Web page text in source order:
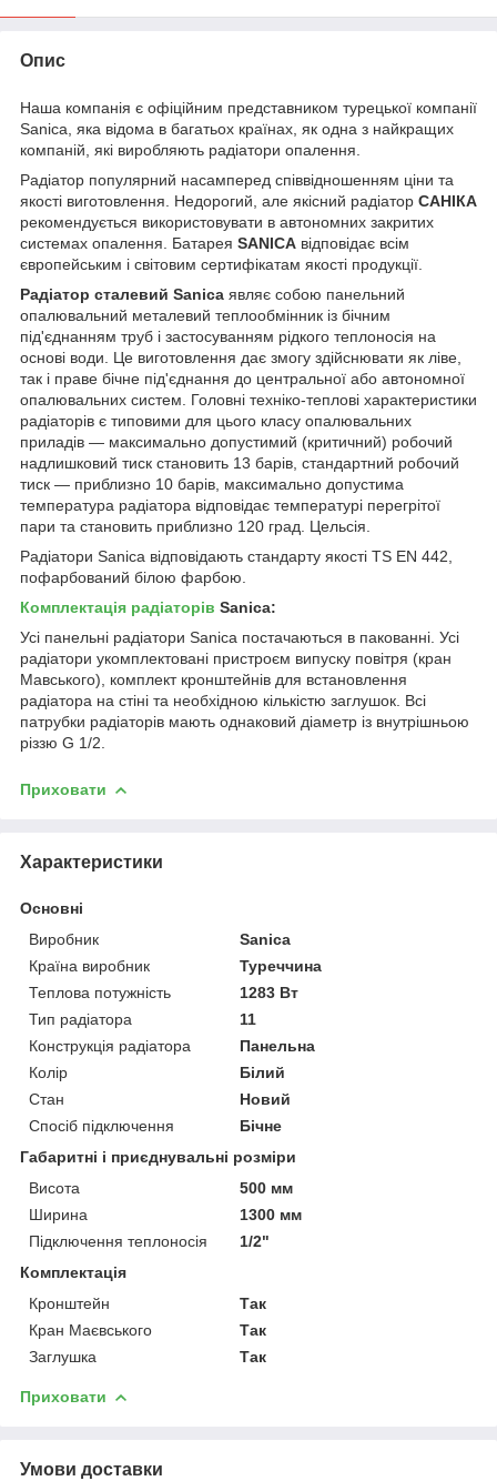
Опис
Наша компанія є офіційним представником турецької компанії
Sanica, яка відома в багатьох країнах, як одна з найкращих
компаній, які виробляють радіатори опалення.
Радіатор популярний насамперед співвідношенням ціни та
якості виготовлення. Недорогий, але якісний радіатор САНІКА
рекомендується використовувати в автономних закритих
системах опалення. Батарея SANICA відповідає всім
європейським і світовим сертифікатам якості продукції.
Радіатор сталевий Sanica являє собою панельний
опалювальний металевий теплообмінник із бічним
під'єднанням труб і застосуванням рідкого теплоносія на
основі води. Це виготовлення дає змогу здійснювати як ліве,
так і праве бічне під'єднання до центральної або автономної
опалювальних систем. Головні техніко-теплові характеристики
радіаторів є типовими для цього класу опалювальних
приладів — максимально допустимий (критичний) робочий
надлишковий тиск становить 13 барів, стандартний робочий
тиск — приблизно 10 барів, максимально допустима
температура радіатора відповідає температурі перегрітої
пари та становить приблизно 120 град. Цельсія.
Радіатори Sanica відповідають стандарту якості TS EN 442,
пофарбований білою фарбою.
Комплектація радіаторів Sanica:
Усі панельні радіатори Sanica постачаються в пакованні. Усі
радіатори укомплектовані пристроєм випуску повітря (кран
Мавського), комплект кронштейнів для встановлення
радіатора на стіні та необхідною кількістю заглушок. Всі
патрубки радіаторів мають однаковий діаметр із внутрішньою
різзю G 1/2.
Приховати
Характеристики
Основні
Виробник
Sanica
Країна виробник
Туреччина
Теплова потужність
1283 Вт
Тип радіатора
11
Конструкція радіатора
Панельна
Колір
Білий
Стан
Новий
Спосіб підключення
Бічне
Габаритні і приєднувальні розміри
Висота
500 мм
Ширина
1300 мм
Підключення теплоносія
1/2"
Комплектація
Кронштейн
Так
Кран Маєвського
Так
Заглушка
Так
Приховати
Умови доставки